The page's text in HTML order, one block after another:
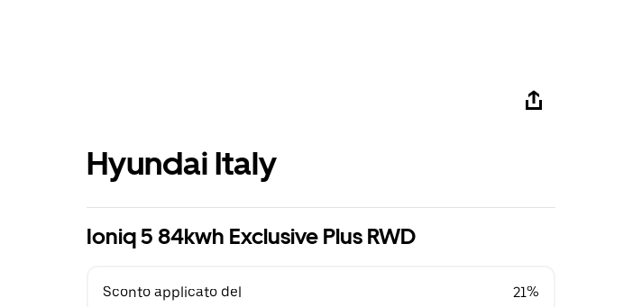
Hyundai Italy
Ioniq 5 84kwh Exclusive Plus RWD
Sconto applicato del 21%